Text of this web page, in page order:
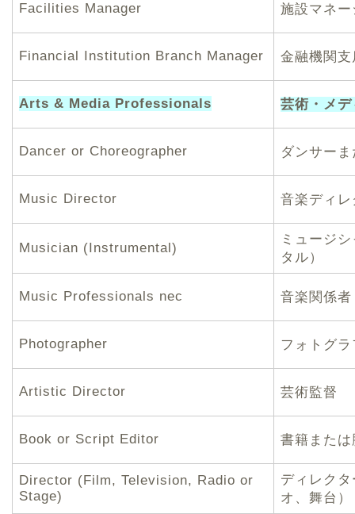
Facilities Manager 施設マネ
Financial Institution Branch Manager 金融機関支
Arts & Media Professionals 芸術・メ
Dancer or Choreographer ダンサー
Music Director 音楽ディ
Musician (Instrumental)
ミュージ
タル）
Music Professionals nec 音楽関係者
Photographer フォトグ
Artistic Director 芸術監督
Book or Script Editor 書籍また
Director (Film, Television, Radio or
Stage)
ディレク
オ、舞台）